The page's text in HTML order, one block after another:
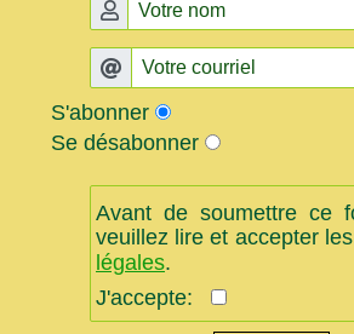
S'abonner
Se désabonner
Avant de soumettre ce
veuillez lire et accepter les
légales.
J'accepte: